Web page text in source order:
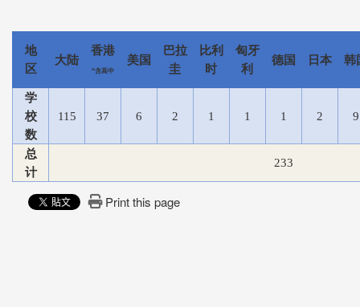
地
区
大陆
香港
*含高中
美国
巴拉
圭
比利
时
匈牙
利
德国 日本 韩
学
校
数
115 37 6 2 1 1 1 2 9
总
计
233
Print this page